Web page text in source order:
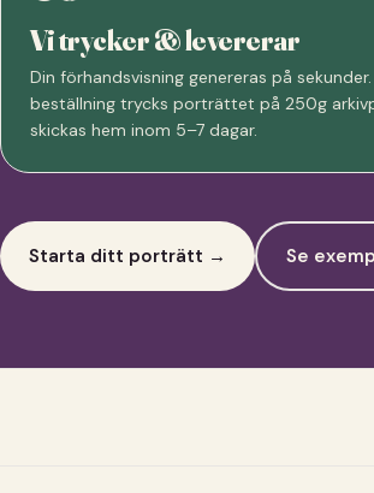
Vi trycker & levererar
Din förhandsvisning genereras på
beställning trycks porträttet på 250g
skickas hem inom 5–7 dagar.
Starta ditt porträtt → Se